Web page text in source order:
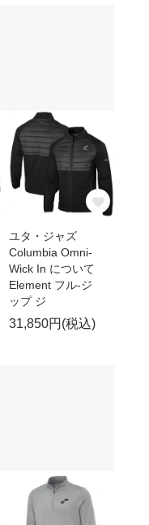
ユタ・ジャズ
Columbia Omni-
Wick In について
Element フル-ジ
ップ ジ
31,850円(税込)